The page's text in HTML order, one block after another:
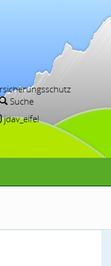
Suche
jdav_eifel